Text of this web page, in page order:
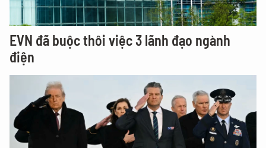
EVN đã buộc thôi việc 3 lãnh đạo ngành
điện